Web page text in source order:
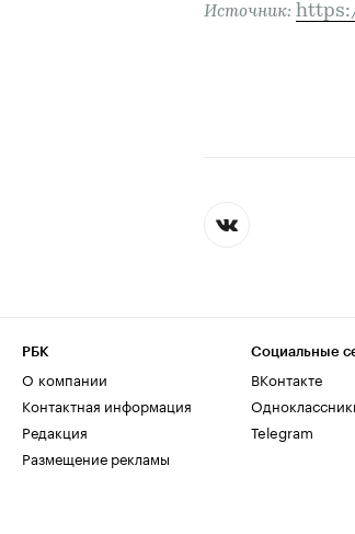
Источник:
РБК
О компании
Контактная информация
Редакция
Размещение рекламы
Социальные
ВКонтакте
Telegram